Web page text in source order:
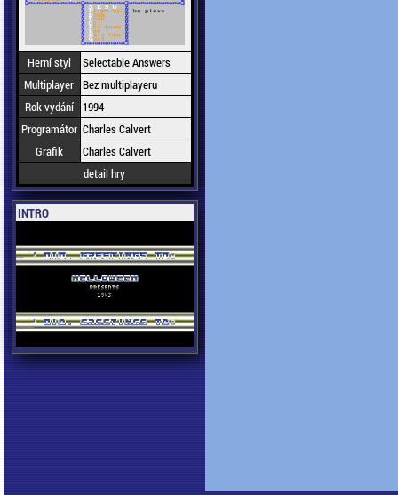
Herní styl
Selectable Answers
Multiplayer Bez multiplayeru
Rok vydání
1994
Programátor Charles Calvert
Grafik
Charles Calvert
detail hry
INTRO